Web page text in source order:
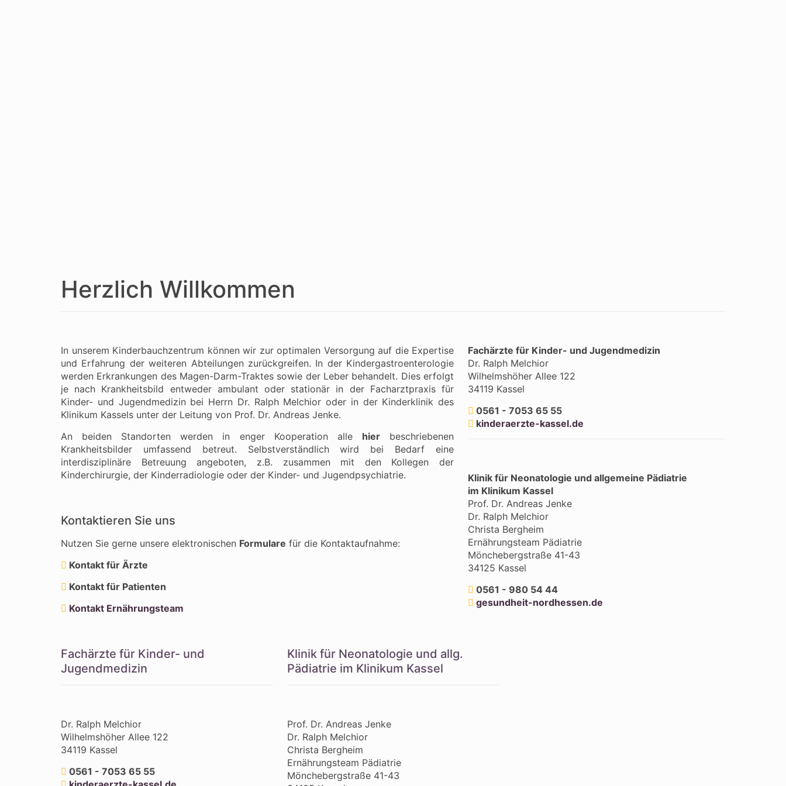
Herzlich Willkommen
In unserem Kinderbauchzentrum können wir zur optimalen Versorgung auf die Expertise
und Erfahrung der weiteren Abteilungen zurückgreifen. In der Kindergastroenterologie
werden Erkrankungen des Magen-Darm-Traktes sowie der Leber behandelt. Dies erfolgt
je nach Krankheitsbild entweder ambulant oder stationär in der Facharztpraxis für
Kinder- und Jugendmedizin bei Herrn Dr. Ralph Melchior oder in der Kinderklinik des
Klinikum Kassels unter der Leitung von Prof. Dr. Andreas Jenke.
An beiden Standorten werden in enger Kooperation alle hierbeschriebenen
Krankheitsbilder umfassend betreut. Selbstverständlich wird bei Bedarf eine
interdisziplinäre Betreuung angeboten, z.B. zusammen mit den Kollegen der
Kinderchirurgie, der Kinderradiologie oder der Kinder- und Jugendpsychiatrie.
Kontaktieren Sie uns
Nutzen Sie gerne unsere elektronischen Formulare für die Kontaktaufnahme:
Kontakt für Ärzte
Kontakt für Patienten
Kontakt Ernährungsteam
Fachärzte für Kinder- und Jugendmedizin
Dr. Ralph Melchior
Wilhelmshöher Allee 122
34119 Kassel
0561 - 7053 65 55
kinderaerzte-kassel.de
Klinik für Neonatologie und allgemeine Pädiatrie
im Klinikum Kassel
Prof. Dr. Andreas Jenke
Dr. Ralph Melchior
Christa Bergheim
Ernährungsteam Pädiatrie
Mönchebergstraße 41-43
34125 Kassel
0561 - 980 54 44
gesundheit-nordhessen.de
Fachärzte für Kinder- und
Jugendmedizin
Dr. Ralph Melchior
Wilhelmshöher Allee 122
34119 Kassel
0561 - 7053 65 55
Klinik für Neonatologie und allg.
Pädiatrie im Klinikum Kassel
Prof. Dr. Andreas Jenke
Dr. Ralph Melchior
Christa Bergheim
Ernährungsteam Pädiatrie
Mönchebergstraße 41-43